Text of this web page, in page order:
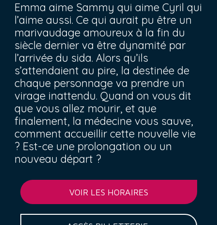
Emma aime Sammy qui aime Cyril qui
l’aime aussi. Ce qui aurait pu être un
marivaudage amoureux à la fin du
siècle dernier va être dynamité par
l’arrivée du sida. Alors qu’ils
s’attendaient au pire, la destinée de
chaque personnage va prendre un
virage inattendu. Quand on vous dit
que vous allez mourir, et que
finalement, la médecine vous sauve,
comment accueillir cette nouvelle vie
? Est-ce une prolongation ou un
nouveau départ ?
VOIR LES HORAIRES